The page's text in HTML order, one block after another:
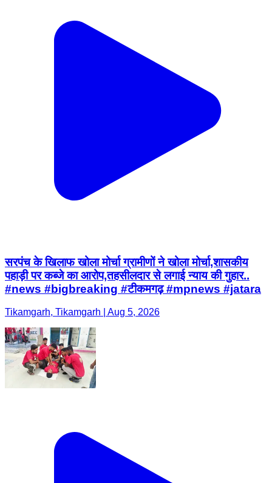
सरपंच के खिलाफ खोला मोर्चा ग्रामीणों ने खोला मोर्चा,शासकीय
पहाड़ी पर कब्जे का आरोप,तहसीलदार से लगाई न्याय की गुहार..
#news #bigbreaking #टीकमगढ़ #mpnews #jatara
Tikamgarh, Tikamgarh | Aug 5, 2026